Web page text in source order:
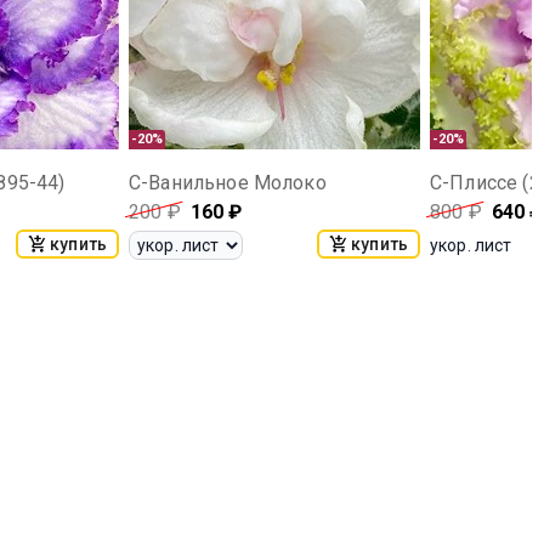
44)
купить
-20%
С-Ванильное Молоко
200₽ 160 ₽
купить
-20%
С-Плиссе
800₽ 640 ₽
укор. лист